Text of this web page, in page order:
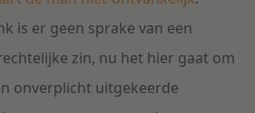
is er geen sprake van een
zin, nu het hier gaat om
onverplicht uitgekeerde